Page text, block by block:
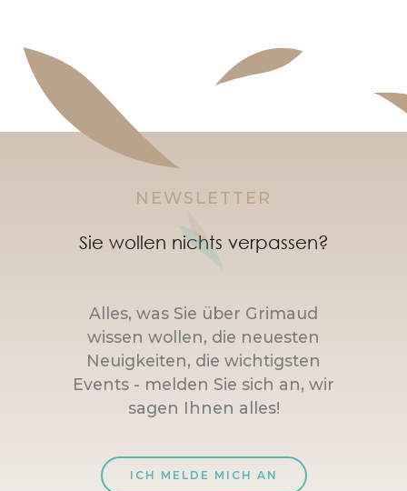
NEWSLETTER
Sie wollen nichts verpassen?
Alles, was Sie über Grimaud
wissen wollen, die neuesten
Neuigkeiten, die wichtigsten
Events - melden Sie sich an, wir
sagen Ihnen alles!
ICH MELDE MICH AN